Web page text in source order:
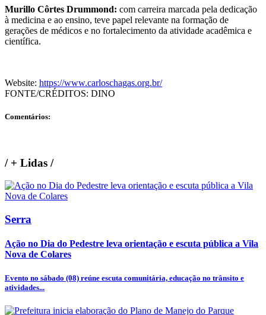
Murillo Côrtes Drummond: com carreira marcada pela dedicação
à medicina e ao ensino, teve papel relevante na formação de
gerações de médicos e no fortalecimento da atividade acadêmica e
científica.
Website: https://www.carloschagas.org.br/
FONTE/CRÉDITOS: DINO
Comentários:
/+ Lidas /
Serra
Ação no Dia do Pedestre leva orientação e escuta pública a Vila
Nova de Colares
Evento no sábado (08) reúne escuta comunitária, educação no trânsito e
atividades...